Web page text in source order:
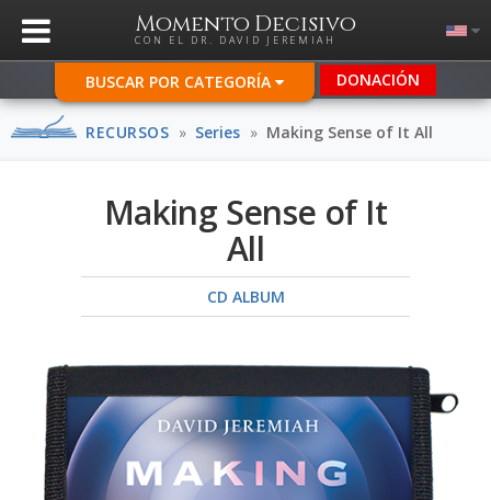
Momento Decisivo
CON EL DR. DAVID JEREMIAH
BUSCAR POR CATEGORÍA DONACIÓN
RECURSOS » Series » Making Sense of It All
Making Sense of It
All
CD ALBUM